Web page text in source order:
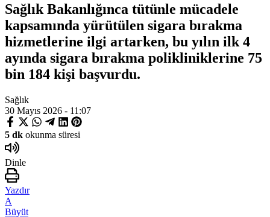
Sağlık Bakanlığınca tütünle mücadele
kapsamında yürütülen sigara bırakma
hizmetlerine ilgi artarken, bu yılın ilk 4
ayında sigara bırakma polikliniklerine 75
bin 184 kişi başvurdu.
Sağlık
30 Mayıs 2026 - 11:07
5 dk okunma süresi
Dinle
Yazdır
A
Büyüt